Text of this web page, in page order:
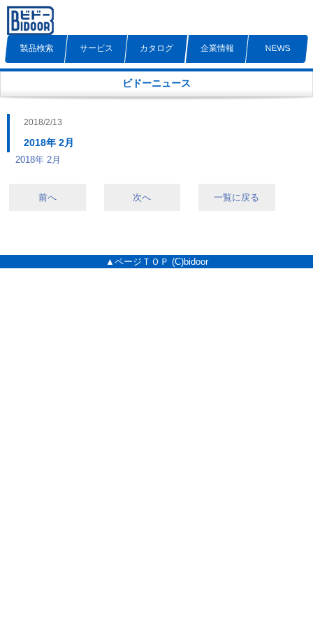
製品検索 サービス カタログ 企業情報 NEWS
ビドーニュース
2018/2/13
2018年 2月
2018年 2月
前へ 次へ 一覧に戻る
▲ページＴＯＰ (C)bidoor